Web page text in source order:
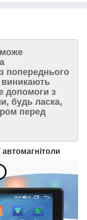
попереднього
допомоги з
будь ласка,
перед